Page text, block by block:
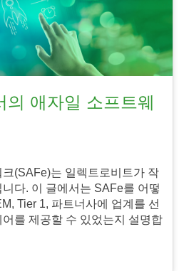
의 애자일 소프트웨
(SAFe)는 일렉트로비트가 작
다. 이 글에서는 SAFe를 어떻
Tier 1, 파트너사에 업계를 선
를 제공할 수 있었는지 설명합